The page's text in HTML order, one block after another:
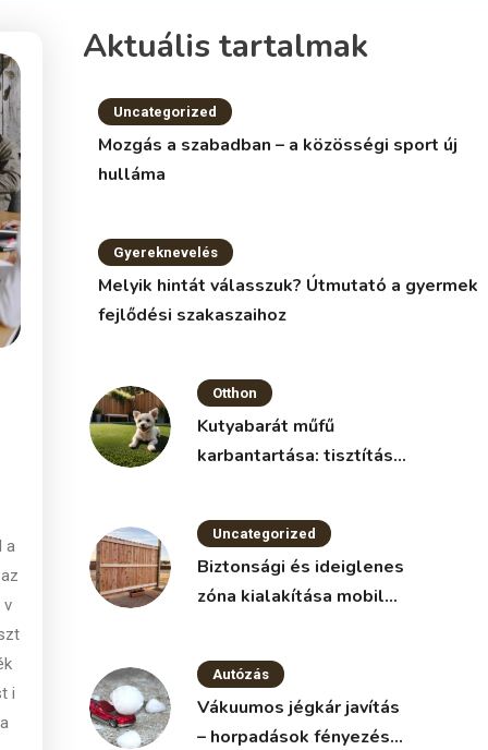
fertőtlenítés
kerítéssel
a
v
i
Aktuális tartalmak
Uncategorized
Mozgás a szabadban – a közösségi sport új
hulláma
Gyereknevelés
Melyik hintát válasszuk? Útmutató a gyermek
fejlődési szakaszaihoz
Otthon
Kutyabarát műfű
karbantartása: tisztítás
Uncategorized
Biztonsági és ideiglenes
zóna kialakítása mobil
Autózás
Vákuumos jégkár javítás
– horpadások fényezés